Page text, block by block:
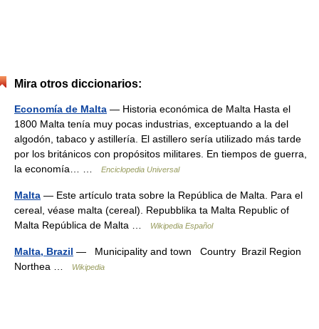
Mira otros diccionarios:
Economía de Malta — Historia económica de Malta Hasta el
1800 Malta tenía muy pocas industrias, exceptuando a la del
algodón, tabaco y astillería. El astillero sería utilizado más tarde
por los británicos con propósitos militares. En tiempos de guerra,
la economía… …
Enciclopedia Universal
Malta — Este artículo trata sobre la República de Malta. Para el
cereal, véase malta (cereal). Repubblika ta Malta Republic of
Malta República de Malta …
Wikipedia Español
Malta, Brazil — Municipality and town Country Brazil Region
Northea …
Wikipedia